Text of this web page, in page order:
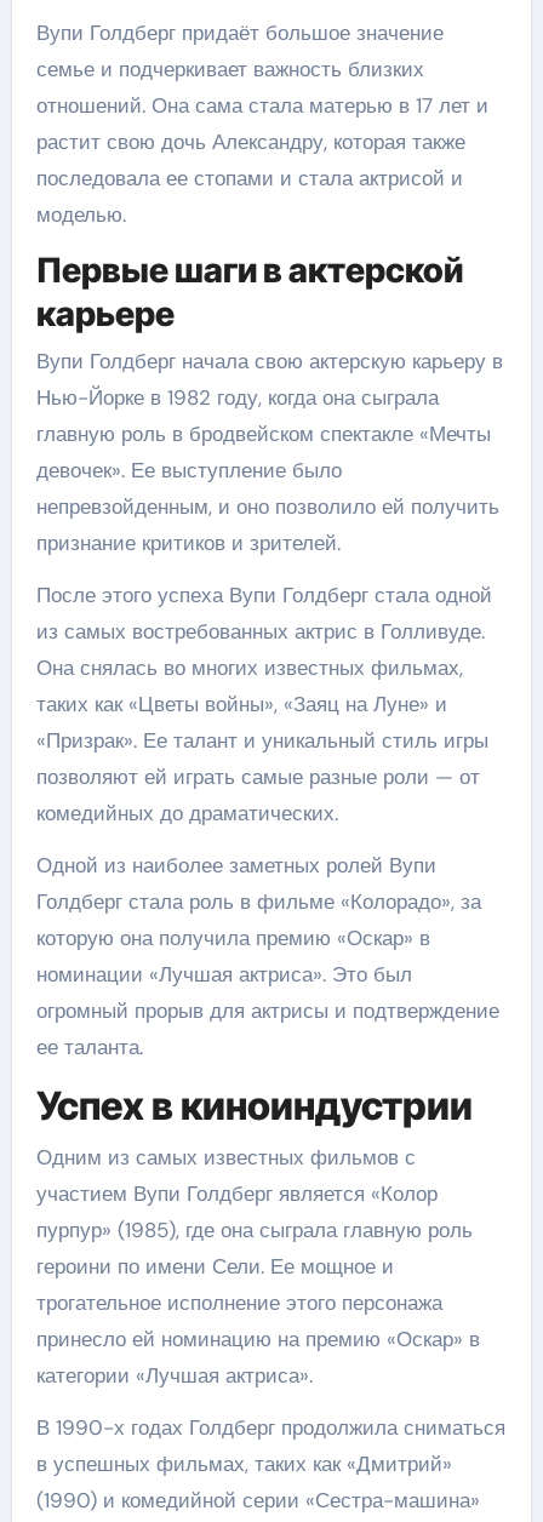
Вупи Голдберг придаёт большое значение
семье и подчеркивает важность близких
отношений. Она сама стала матерью в 17 лет и
растит свою дочь Александру, которая также
последовала ее стопами и стала актрисой и
моделью.
Первые шаги в актерской
карьере
Вупи Голдберг начала свою актерскую карьеру в
Нью-Йорке в 1982 году, когда она сыграла
главную роль в бродвейском спектакле «Мечты
девочек». Ее выступление было
непревзойденным, и оно позволило ей получить
признание критиков и зрителей.
После этого успеха Вупи Голдберг стала одной
из самых востребованных актрис в Голливуде.
Она снялась во многих известных фильмах,
таких как «Цветы войны», «Заяц на Луне» и
«Призрак». Ее талант и уникальный стиль игры
позволяют ей играть самые разные роли — от
комедийных до драматических.
Одной из наиболее заметных ролей Вупи
Голдберг стала роль в фильме «Колорадо», за
которую она получила премию «Оскар» в
номинации «Лучшая актриса». Это был
огромный прорыв для актрисы и подтверждение
ее таланта.
Успех в киноиндустрии
Одним из самых известных фильмов с
участием Вупи Голдберг является «Колор
пурпур» (1985), где она сыграла главную роль
героини по имени Сели. Ее мощное и
трогательное исполнение этого персонажа
принесло ей номинацию на премию «Оскар» в
категории «Лучшая актриса».
В 1990-х годах Голдберг продолжила сниматься
в успешных фильмах, таких как «Дмитрий»
(1990) и комедийной серии «Сестра-машина»